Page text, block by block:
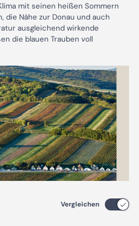
mit seinen heißen Sommern
die Nähe zur Donau und auch
ausgleichend wirkende
die blauen Trauben voll
Vergleichen